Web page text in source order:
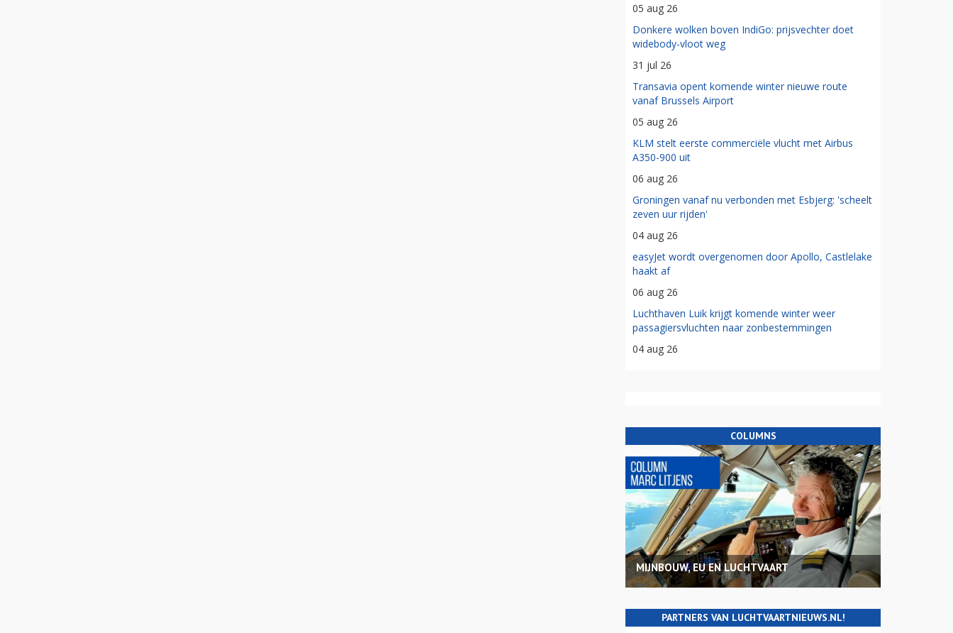
05 aug 26
Donkere wolken boven IndiGo: prijsvechter doet
widebody-vloot weg
31 jul 26
Transavia opent komende winter nieuwe route
vanaf Brussels Airport
05 aug 26
KLM stelt eerste commerciële vlucht met Airbus
A350-900 uit
06 aug 26
Groningen vanaf nu verbonden met Esbjerg: 'scheelt
zeven uur rijden'
04 aug 26
easyJet wordt overgenomen door Apollo, Castlelake
haakt af
06 aug 26
Luchthaven Luik krijgt komende winter weer
passagiersvluchten naar zonbestemmingen
04 aug 26
COLUMNS
MIJNBOUW, EU EN LUCHTVAART
PARTNERS VAN LUCHTVAARTNIEUWS.NL!